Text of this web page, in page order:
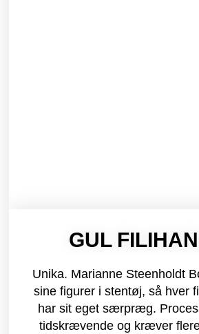
GUL
Unika. Marianne Steenholdt
sine figurer i stentøj, så hver
har sit eget særpræg.
tidskrævende og kræver